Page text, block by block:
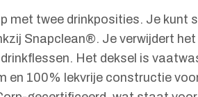
met twee drinkposities. Je kunt
Snapclean®. Je verwijdert het
Het deksel is
en 100% lekvrije constructie